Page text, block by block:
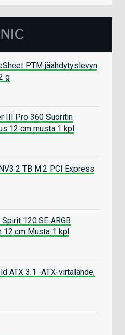
PTM jäähdytyslevyn
g
III Pro 360 Suoritin
12 cm musta 1 kpl
2 TB M.2 PCI Express
120 SE ARGB
12 cm Musta 1 kpl
ATX 3.1 -ATX-virtalähde,